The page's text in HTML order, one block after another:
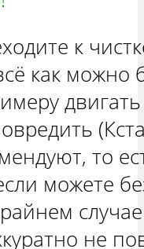
к
как можно
то
можете
не